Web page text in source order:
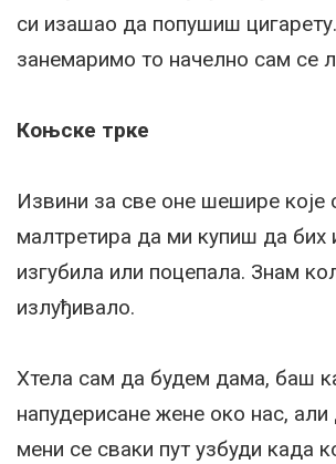
си изашао да попушиш
занемаримо то начелно сам се
Коњске трке
Извини за све оне шешире које
малтретира да ми купиш да бих
изгубила или поцепала. Знам
излуђивало.
Хтела сам да будем дама, баш
напудерисане жене око нас,
мени се сваки пут узбуди када